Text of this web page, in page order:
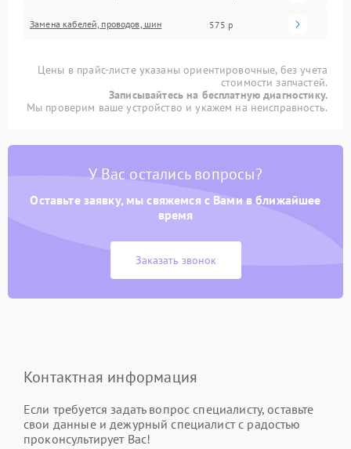
Замена кабелей, проводов, шин 575 р
Цены в прайс-листе указаны ориентировочные, без учета
стоимости запчастей.
Записывайтесь на бесплатную диагностику.
Мы проверим ваше устройство и укажем на неисправность.
У Вас остались вопросы?
Оставьте заявку, мы свяжемся с Вами в ближайшее
время
Заказать звонок
Контактная информация
Если требуется задать вопрос специалисту, оставьте
свои данные и дежурный специалист с радостью
проконсультирует Вас!